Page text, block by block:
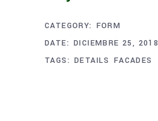
CATEGORY: FORM
DATE: DICIEMBRE 25, 2018
TAGS: DETAILS FACADES